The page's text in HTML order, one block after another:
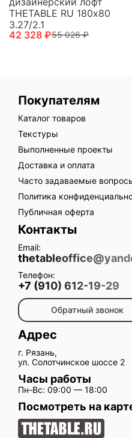
THETABLE RU 180х80
3.27/2.1
42 328 ₽55 026 ₽
Покупателям
Каталог товаров
Текстуры
Выполненные проекты
Доставка и оплата
Часто задаваемые
Политика
Публичная оферта
Контакты
Email:
Телефон:
+7 (910) 612-19-29
Обратный звонок
Адрес
г. Рязань,
ул. Солотчинское шоссе 2
Часы работы
Пн-Вс: 09:00 — 18:00
Посмотреть на